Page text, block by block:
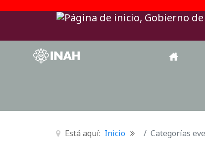
Está aquí: Inicio Categorías